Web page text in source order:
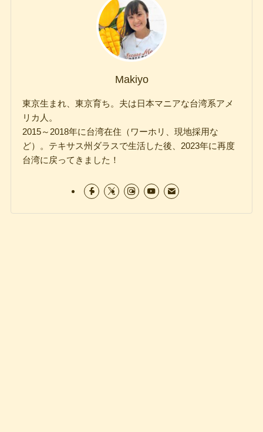
Makiyo
東京生まれ、東京育ち。夫は日本マニアな台湾系アメ
リカ人。
2015～2018年に台湾在住（ワーホリ、現地採用な
ど）。テキサス州ダラスで生活した後、2023年に再度
台湾に戻ってきました！